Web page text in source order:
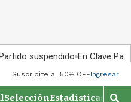
suspendido En Clave País
Suscribite al 50% OFFIngresar
SelecciónEstadisticas